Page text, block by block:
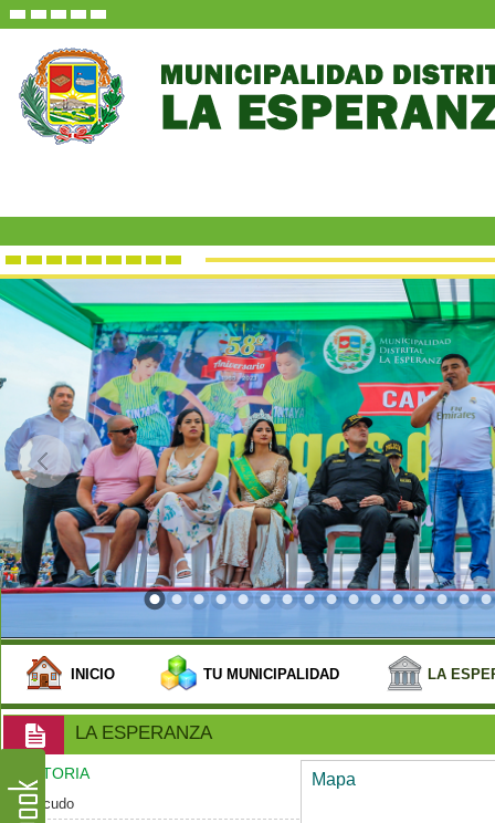
INICIO TU MUNICIPALIDAD LA
LA ESPERANZA
HISTORIA
Escudo
Mapa